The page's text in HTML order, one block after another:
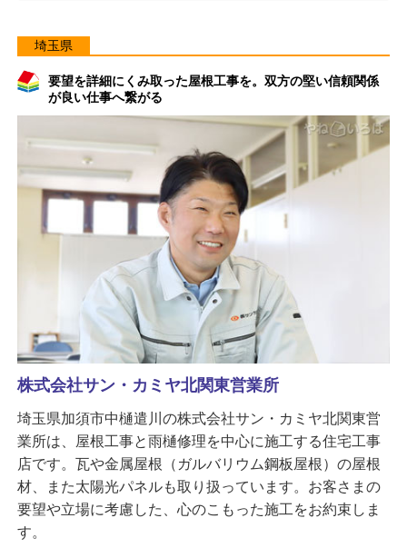
埼玉県
要望を詳細にくみ取った屋根工事を。双方の堅い信頼関係
が良い仕事へ繋がる
株式会社サン・カミヤ北関東営業所
埼玉県加須市中樋遣川の株式会社サン・カミヤ北関東営
業所は、屋根工事と雨樋修理を中心に施工する住宅工事
店です。瓦や金属屋根（ガルバリウム鋼板屋根）の屋根
材、また太陽光パネルも取り扱っています。お客さまの
要望や立場に考慮した、心のこもった施工をお約束しま
す。